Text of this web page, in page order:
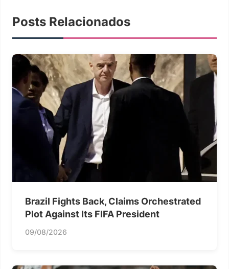
Posts Relacionados
Brazil Fights Back, Claims Orchestrated
Plot Against Its FIFA President
09/08/2026